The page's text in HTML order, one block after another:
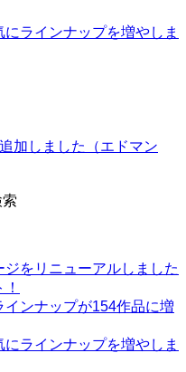
ラインナップを増やしま
加しました（エドマン
をリニューアルしました
ンナップが154作品に増
ラインナップを増やしま